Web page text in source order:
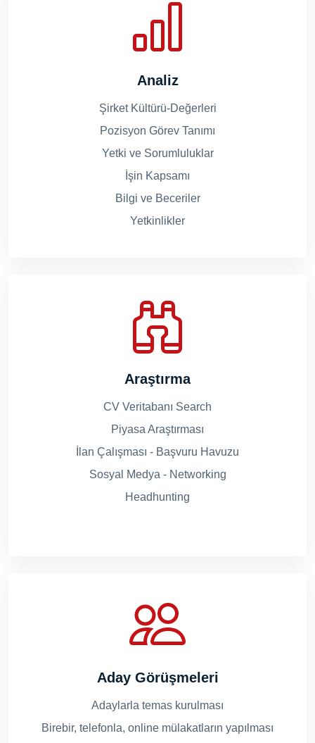
Analiz
Şirket Kültürü-Değerleri
Pozisyon Görev Tanımı
Yetki ve Sorumluluklar
İşin Kapsamı
Bilgi ve Beceriler
Yetkinlikler
Araştırma
CV Veritabanı Search
Piyasa Araştırması
İlan Çalışması - Başvuru Havuzu
Sosyal Medya - Networking
Headhunting
Aday Görüşmeleri
Adaylarla temas kurulması
Birebir, telefonla, online mülakatların yapılması